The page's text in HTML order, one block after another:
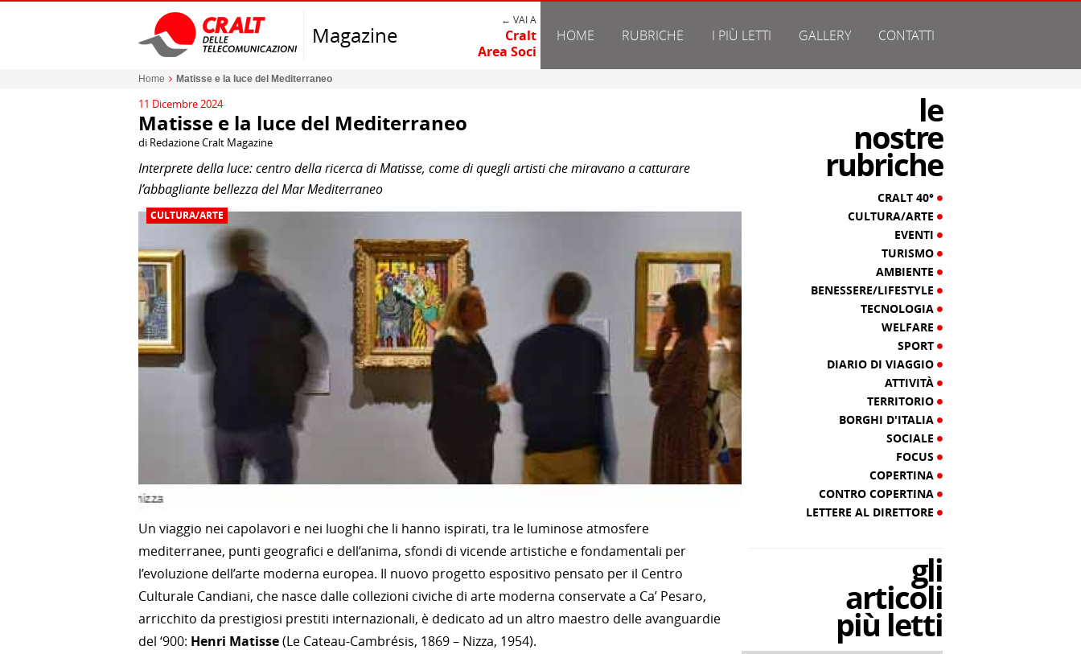
Magazine
← VAI A
Cralt
Area Soci
HOME RUBRICHE I PIÙ LETTI GALLERY CONTATTI
Home Matisse e la luce del Mediterraneo
11 Dicembre 2024
Matisse e la luce del Mediterraneo
di Redazione Cralt Magazine
Interprete della luce: centro della ricerca di Matisse, come di quegli artisti che miravano a catturare
l’abbagliante bellezza del Mar Mediterraneo
CULTURA/ARTE
Un viaggio nei capolavori e nei luoghi che li hanno ispirati, tra le luminose atmosfere
mediterranee, punti geografici e dell’anima, sfondi di vicende artistiche e fondamentali per
l’evoluzione dell’arte moderna europea. Il nuovo progetto espositivo pensato per il Centro
Culturale Candiani, che nasce dalle collezioni civiche di arte moderna conservate a Ca’ Pesaro,
arricchito da prestigiosi prestiti internazionali, è dedicato ad un altro maestro delle avanguardie
del ‘900: Henri Matisse(Le Cateau-Cambrésis, 1869 – Nizza, 1954).
le
nostre
rubriche
CRALT 40°
CULTURA/ARTE
EVENTI
TURISMO
AMBIENTE
BENESSERE/LIFESTYLE
TECNOLOGIA
WELFARE
SPORT
DIARIO DI VIAGGIO
ATTIVITÀ
TERRITORIO
BORGHI D'ITALIA
SOCIALE
FOCUS
COPERTINA
CONTRO COPERTINA
LETTERE AL DIRETTORE
gli
articoli
più letti